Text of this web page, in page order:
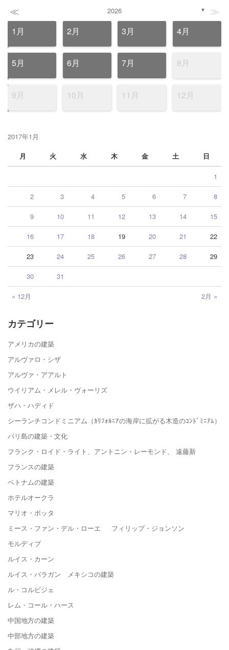
≪ 2026 ▼ ≫
1月 2月 3月 4月
5月 6月 7月 8月
9月 10月 11月 12月
2017年1月
月
火 水 木 金 土 日
« 12月 2月 »
1
2 3 4 5 6 7 8
9 10 11 12 13 14 15
16 17 18 19 20 21 22
23 24 25 26 27 28 29
30 31
カテゴリー
アメリカの建築
アルヴァロ・シザ
アルヴァ・アアルト
ウイリアム・メレル・ヴォーリズ
ザハ・ハディド
シーランチコンドミニアム（ｶﾘﾌｫﾙﾆｱの海岸に拡がる木造のｺﾝﾄﾞﾐﾆｱﾑ）
バリ島の建築・文化
フランク・ロイド・ライト、アントニン・レーモンド、 遠藤新
フランスの建築
ベトナムの建築
ホテルオークラ
マリオ・ボッタ
ミース・ファン・デル・ローエ フィリップ・ジョンソン
モルディブ
ルイス・カーン
ルイス・バラガン メキシコの建築
ル・コルビジェ
レム・コール・ハース
中国地方の建築
中部地方の建築